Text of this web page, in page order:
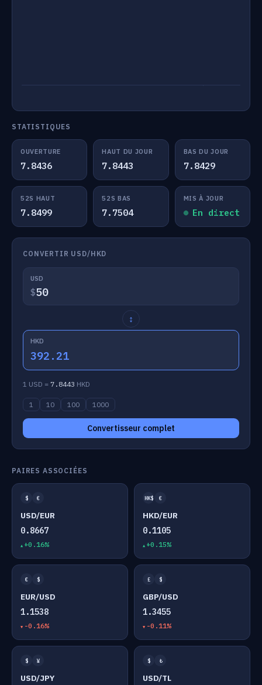
STATISTIQUES
OUVERTURE
7.8436
HAUT DU JOUR
7.8443
BAS DU JOUR
7.8429
52S HAUT
7.8499
52S BAS
7.7504
MIS À JOUR
En direct
CONVERTIR USD/HKD
USD
$
↕
HKD
392.21
1 USD = 7.8443 HKD
1 10 100 1000
Convertisseur complet
PAIRES ASSOCIÉES
$ €
USD/EUR
0.8667
+0.16%
HK$ €
HKD/EUR
0.1105
+0.15%
€ $
EUR/USD
1.1538
-0.16%
£ $
GBP/USD
1.3455
-0.11%
$ ¥
USD/JPY
$ ₺
USD/TL